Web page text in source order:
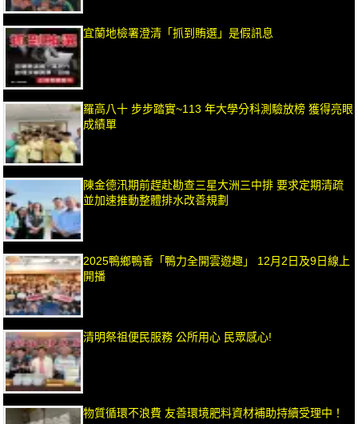
宜蘭地檢署澄清「抓到賄選」是假訊息
羅高八十 步步踏實~113 年大學分科測驗放榜 獲得亮眼
成績單
陳金德汛期前趕赴勘查三星大洲三中排 要求定期清疏
並加速推動整體排水改善規劃
2025鴨鄉鴨香「鴨力全開雲遊趣」 12月2日及9日線上
開播
清明祭祖便民服務 公所用心 民眾感心!
物質循環不浪費 友善環境肥料資材補助持續受理中！